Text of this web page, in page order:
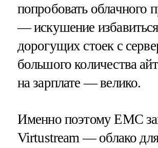
попробовать облачного
— искушение
дорогущих стоек с
большого количества
на зарплате — велико.
Именно поэтому EMC
Virtustream — облако